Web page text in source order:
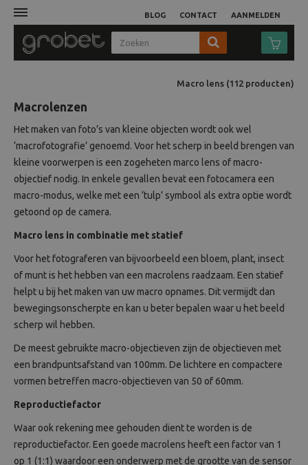
AANMELDEN
BLOG CONTACT
Fotocamera
Objectieven
Video
Tassen
Statieven
Studio
Beeld en bewerking
Verrekijker
Huren
Macro lens (112 producten)
Macrolenzen
Het maken van foto’s van kleine objecten wordt ook wel
‘macrofotografie’ genoemd. Voor het scherp in beeld brengen van
kleine voorwerpen is een zogeheten marco lens of macro-
objectief nodig. In enkele gevallen bevat een fotocamera een
macro-modus, welke met een ‘tulp’ symbool als extra optie wordt
getoond op de camera.
Macro lens in combinatie met statief
Voor het fotograferen van bijvoorbeeld een bloem, plant, insect
of munt is het hebben van een macrolens raadzaam. Een statief
helpt u bij het maken van uw macro opnames. Dit vermijdt dan
bewegingsonscherpte en kan u beter bepalen waar u het beeld
scherp wil hebben.
De meest gebruikte macro-objectieven zijn de objectieven met
een brandpuntsafstand van 100mm. De lichtere en compactere
vormen betreffen macro-objectieven van 50 of 60mm.
Reproductiefactor
Waar ook rekening mee gehouden dient te worden is de
reproductiefactor. Een goede macrolens heeft een factor van 1
op 1 (1:1) waardoor een onderwerp met de grootte van de sensor